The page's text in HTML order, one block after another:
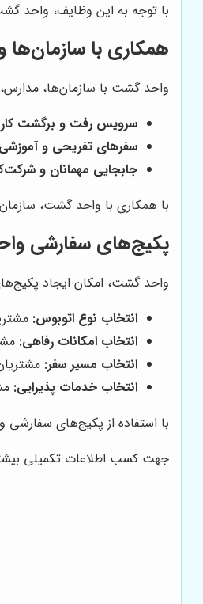
با توجه به این وظایف، واحد
همکاری با سازمان‌ها
واحد گشت با سازمان‌ها،
سرویس رفت و برگشت
سفرهای تفریحی و
جابجایی مهمانان و
با همکاری با واحد گشت،
پکیج‌های سفارشی
واحد گشت، امکان ایجاد
انتخاب نوع اتوبوس:
انتخاب امکانات رفاهی:
انتخاب مسیر سفر:
انتخاب خدمات پذیرایی:
با استفاده از پکیج‌های
جهت کسب اطلاعات تکمیلی